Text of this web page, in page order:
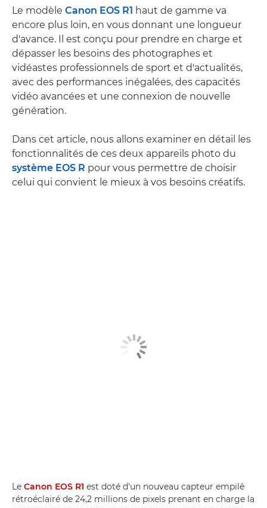
Le modèle Canon EOS R1 haut de gamme va
encore plus loin, en vous donnant une longueur
d'avance. Il est conçu pour prendre en charge et
dépasser les besoins des photographes et
vidéastes professionnels de sport et d'actualités,
avec des performances inégalées, des capacités
vidéo avancées et une connexion de nouvelle
génération.
Dans cet article, nous allons examiner en détail les
fonctionnalités de ces deux appareils photo du
système EOS R pour vous permettre de choisir
celui qui convient le mieux à vos besoins créatifs.
Le Canon EOS R1 est doté d'un nouveau capteur empilé
rétroéclairé de 24,2 millions de pixels prenant en charge la